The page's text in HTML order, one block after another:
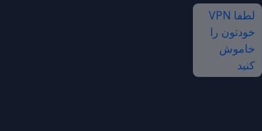
لطفا VPN
خودتون را
خاموش
کنید